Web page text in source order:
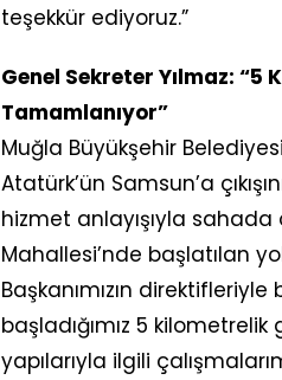
teşekkür ediyoruz.”
Genel Sekreter Yılmaz: “5
Tamamlanıyor”
Muğla Büyükşehir
Atatürk’ün Samsun’a
hizmet anlayışıyla sahada
Mahallesi’nde başlatılan
Başkanımızın
başladığımız 5
yapılarıyla ilgili